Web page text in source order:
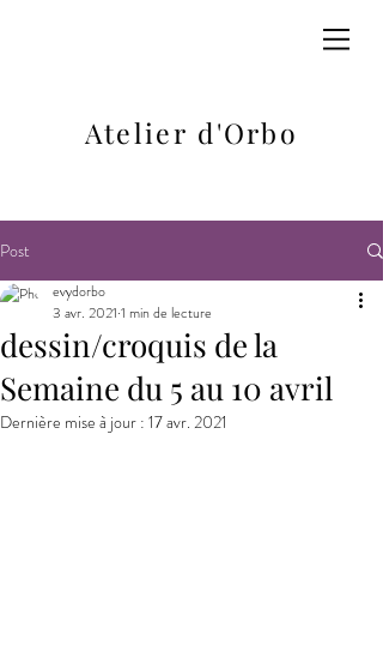
Atelier d'Orbo
Post
dessin/croquis de la
Semaine du 5 au 10 avril
evydorbo
3 avr. 2021 1 min de lecture
Dernière mise à jour : 17 avr. 2021